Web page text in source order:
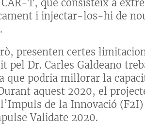
CAR-T, que consisteix a
i injectar-los-hi de
presenten certes
pel Dr. Carles Galdeano
que podria millorar la
aquest 2020, el
de la Innovació
Validate 2020.